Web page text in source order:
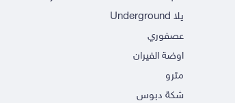
يلا Underground
عصفوري
اوضة الفيران
مترو
شكة دبوس